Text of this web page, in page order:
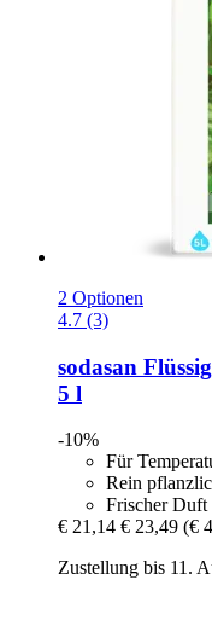
2 Optionen
4.7 (3)
sodasan
5 l
-10%
Für
Rein
Frischer Duft
€ 21,14 € 23,49 (€
Zustellung bis 11.